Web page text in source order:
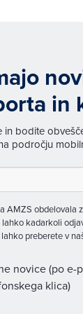
in
in bodite
področju
AMZS obdelovala
kadarkoli
preberete v
novice (po e-
klica)